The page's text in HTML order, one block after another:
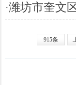
·潍坊市奎文
915条